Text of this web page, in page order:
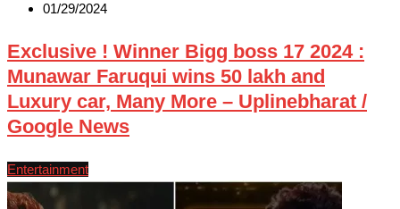
01/29/2024
Exclusive ! Winner Bigg boss 17 2024 :
Munawar Faruqui wins 50 lakh and
Luxury car, Many More – Uplinebharat /
Google News
Entertainment